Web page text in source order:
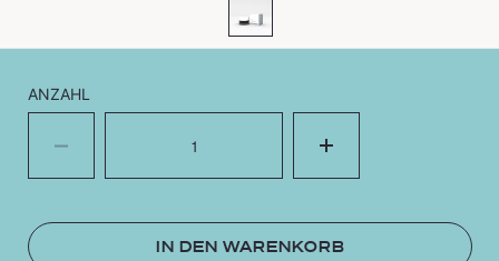
ANZAHL
IN DEN WARENKORB